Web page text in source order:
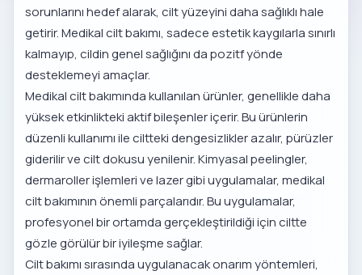
sorunlarını hedef alarak, cilt yüzeyini daha sağlıklı hale
getirir. Medikal cilt bakımı, sadece estetik kaygılarla sınırlı
kalmayıp, cildin genel sağlığını da pozitf yönde
desteklemeyi amaçlar.
Medikal cilt bakımında kullanılan ürünler, genellikle daha
yüksek etkinlikteki aktif bileşenler içerir. Bu ürünlerin
düzenli kullanımı ile ciltteki dengesizlikler azalır, pürüzler
giderilir ve cilt dokusu yenilenir. Kimyasal peelingler,
dermaroller işlemleri ve lazer gibi uygulamalar, medikal
cilt bakımının önemli parçalarıdır. Bu uygulamalar,
profesyonel bir ortamda gerçekleştirildiği için ciltte
gözle görülür bir iyileşme sağlar.
Cilt bakımı sırasında uygulanacak onarım yöntemleri,